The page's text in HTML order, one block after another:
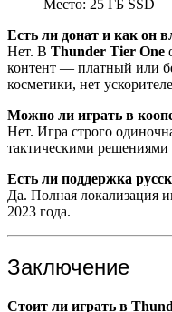
Место: 25 ГБ SSD
Есть ли донат и как он
Нет. В Thunder Tier One
контент — платный или
косметики, нет
Можно ли играть в
Нет. Игра строго
тактическими решениями
Есть ли поддержка
Да. Полная локализация
2023 года.
Заключение
Стоит ли играть в